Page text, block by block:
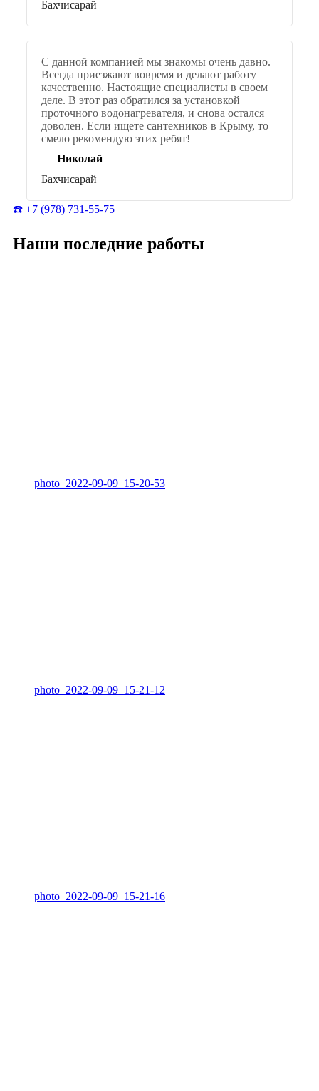
Бахчисарай
С данной компанией мы знакомы очень давно.
Всегда приезжают вовремя и делают работу
качественно. Настоящие специалисты в своем
деле. В этот раз обратился за установкой
проточного водонагревателя, и снова остался
доволен. Если ищете сантехников в Крыму, то
смело рекомендую этих ребят!
Николай
Бахчисарай
☎️ +7 (978) 731-55-75
Наши последние работы
photo_2022-09-09_15-20-53
photo_2022-09-09_15-21-12
photo_2022-09-09_15-21-16